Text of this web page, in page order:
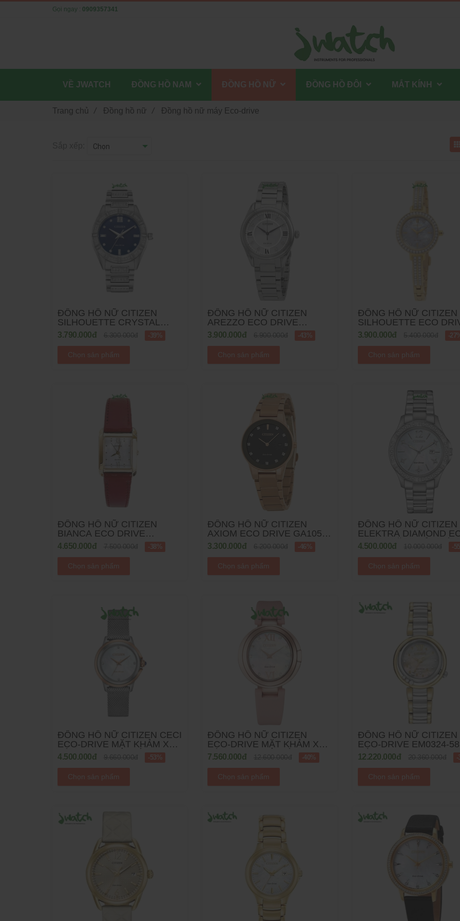
ĐỒNG HỒ NỮ CITIZEN
SILHOUETTE CRYSTAL
ECO DRIVE EM1020-57L -
34MM
3.790.000đ -39%
Chọn sản phẩm
ĐỒNG HỒ NỮ CITIZEN
AREZZO ECO DRIVE
EM0870-58A - 32MM
3.900.000đ -43%
Chọn sản phẩm
ĐỒNG HỒ NỮ CITIZEN
SILHOUETTE ECO
EM0862-56D - 25MM
3.900.000đ -
Chọn sản phẩm
ĐỒNG HỒ NỮ CITIZEN
BIANCA ECO DRIVE
EW5593-05D - 22MM
4.650.000đ -38%
Chọn sản phẩm
ĐỒNG HỒ NỮ CITIZEN
AXIOM ECO DRIVE GA1058-
59Q - 30MM
3.300.000đ -46%
Chọn sản phẩm
ĐỒNG HỒ NỮ CITIZEN
ELEKTRA DIAMOND
DRIVE MẶT KHẢM XÀ
EW2510-50D DÂY KIM
4.500.000đ -
Chọn sản phẩm
ĐỒNG HỒ NỮ CITIZEN CECI
ECO-DRIVE MẶT KHẢM XÀ
CỪ EM0796-59Y DÂY MESH
4.500.000đ -53%
Chọn sản phẩm
ĐỒNG HỒ NỮ CITIZEN
ECO-DRIVE MẶT KHẢM XÀ
CỪ EX1513-18D DÂY DA
7.560.000đ -40%
Chọn sản phẩm
ĐỒNG HỒ NỮ CITIZEN
ECO-DRIVE EM0324-58D
DÂY KIM LOẠI
12.220.000đ -
Chọn sản phẩm
Trang chủ / Đồng hồ nữ / Đồng hồ nữ máy Eco-drive
Gọi ngay : 0909357341
VỀ JWATCH ĐỒNG HỒ NAM ĐỒNG HỒ NỮ ĐỒNG HỒ ĐÔI MẮT KÍNH